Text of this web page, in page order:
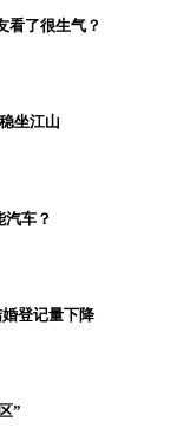
看了很生气？
坐江山
车？
登记量下降
”